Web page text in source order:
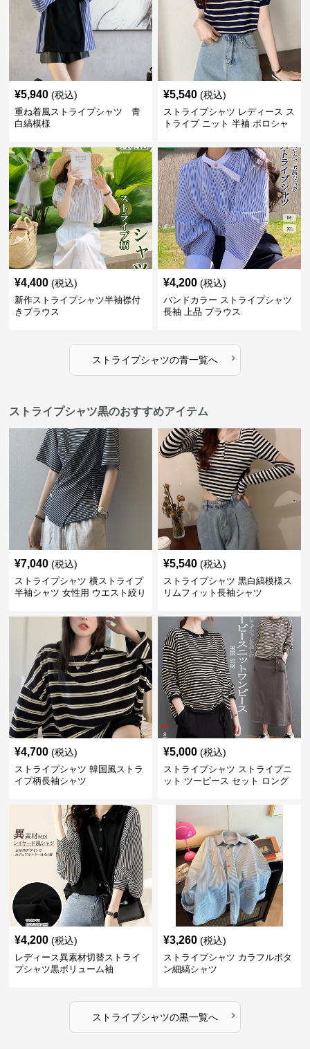
¥5,940 (税込)
重ね着風ストライプシャツ 青
白縞模様
¥5,540 (税込)
ストライプシャツ レディース ス
トライプ ニット 半袖 ポロシャ
¥4,400 (税込)
新作ストライプシャツ半袖襟付
きブラウス
¥4,200 (税込)
バンドカラー ストライプシャツ
長袖 上品 ブラウス
ストライプシャツの青一覧へ ›
ストライプシャツ黒のおすすめアイテム
¥7,040 (税込)
ストライプシャツ 横ストライプ
半袖シャツ 女性用 ウエスト絞り
¥5,540 (税込)
ストライプシャツ 黒白縞模様ス
リムフィット長袖シャツ
¥4,700 (税込)
ストライプシャツ 韓国風ストラ
イプ柄長袖シャツ
¥5,000 (税込)
ストライプシャツ ストライプニ
ット ツーピース セット ロング
¥4,200 (税込)
レディース異素材切替ストライ
プシャツ黒ボリューム袖
¥3,260 (税込)
ストライプシャツ カラフルボタ
ン細縞シャツ
ストライプシャツの黒一覧へ ›